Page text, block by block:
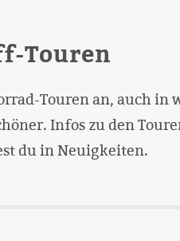
Touren
Touren an, auch in
Infos zu den
du in Neuigkeiten.